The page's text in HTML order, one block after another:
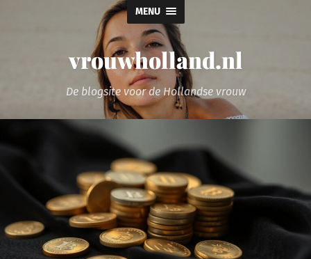
MENU
vrouwholland.nl
De blogsite voor de Hollandse vrouw